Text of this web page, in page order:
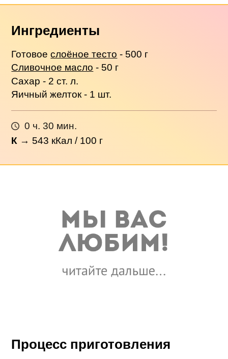
Ингредиенты
Готовоеслоёное тесто - 500 г
Сливочное масло - 50 г
Сахар - 2 ст. л.
Яичный желток - 1 шт.
0 ч. 30 мин.
К → 543 кКал / 100 г
Процесс приготовления